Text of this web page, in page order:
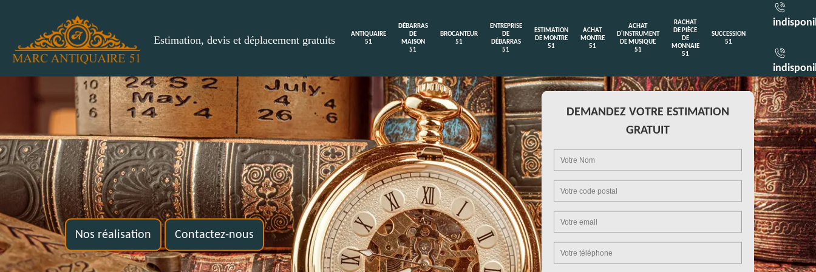
Estimation, devis et déplacement gratuits
ANTIQUAIRE
51
DÉBARRAS
DE
MAISON
51
BROCANTEUR
51
ENTREPRISE
DE
DÉBARRAS
51
ESTIMATION
DE MONTRE
51
ACHAT
MONTRE
51
ACHAT
D'INSTRUMENT
DE MUSIQUE
51
RACHAT
DE PIÈCE
DE
MONNAIE
51
SUCCESSION
51
Nos réalisation Contactez-nous
DEMANDEZ VOTRE ESTIMATION
GRATUIT